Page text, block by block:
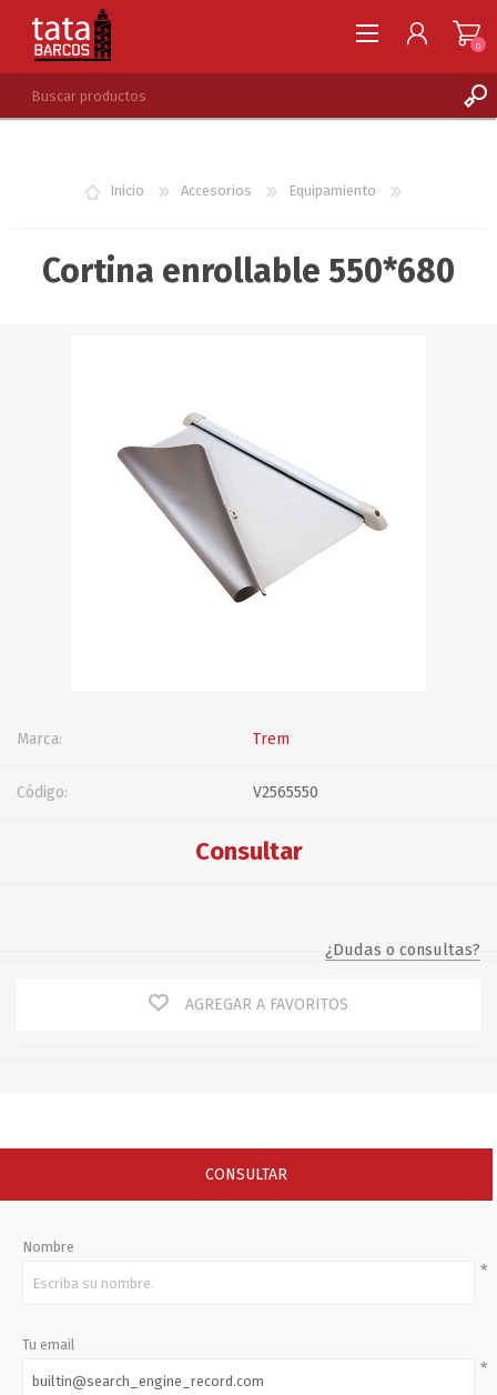
LISTA DE DESEOS
0
Inicio Accesorios Equipamiento
Cortina enrollable 550*680
Marca: Trem
Código: V2565550
Consultar
¿Dudas o consultas?
AGREGAR A FAVORITOS
CONSULTAR
Nombre
*
Tu email
*